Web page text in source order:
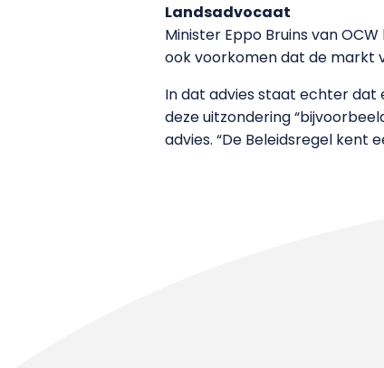
Landsadvocaat
Minister Eppo Bruins van
ook voorkomen dat de markt
In dat advies staat echter dat
deze uitzondering
advies. “De Beleidsregel kent